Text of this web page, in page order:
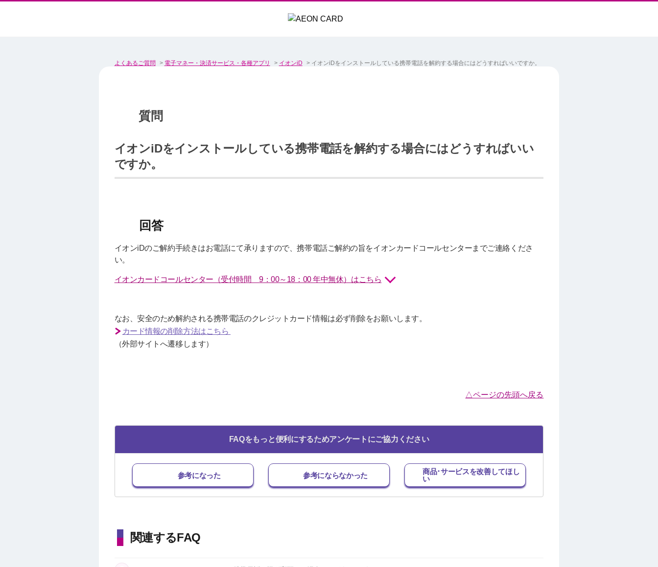
よくあるご質問 > 電子マネー・決済サービス・各種アプリ > イオンiD > イオンiDをインストールしている携帯電話を解約する場合にはどうすればいいですか。
イオンiDをインストールしている携帯電話を解約する場合にはどうすればいい
ですか。
イオンiDのご解約手続きはお電話にて承りますので、携帯電話ご解約の旨をイオンカードコールセンターまでご連絡くださ
い。
イオンカードコールセンター（受付時間 9：00～18：00 年中無休）はこちら
なお、安全のため解約される携帯電話のクレジットカード情報は必ず削除をお願いします。
カード情報の削除方法はこちら
（外部サイトへ遷移します）
△ページの先頭へ戻る
FAQをもっと便利にするためアンケートにご協力ください
参考になった 参考にならなかった
商品･サービスを改善してほし
い
関連するFAQ